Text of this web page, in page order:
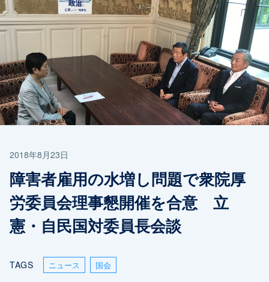
2018年8月23日
障害者雇用の水増し問題で衆院厚
労委員会理事懇開催を合意 立
憲・自民国対委員長会談
TAGS ニュース 国会